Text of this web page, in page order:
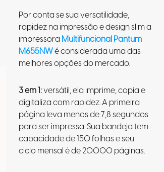
Por conta se sua versatilidade,
rapidez na impressão e design slim a
impressora Multifuncional Pantum
M655NWé considerada uma das
melhores opções do mercado.
3 em 1:versátil, ela imprime, copia e
digitaliza com rapidez. A primeira
página leva menos de 7,8 segundos
para ser impressa. Sua bandeja tem
capacidade de 150 folhas e seu
ciclo mensal é de 20.000 páginas.